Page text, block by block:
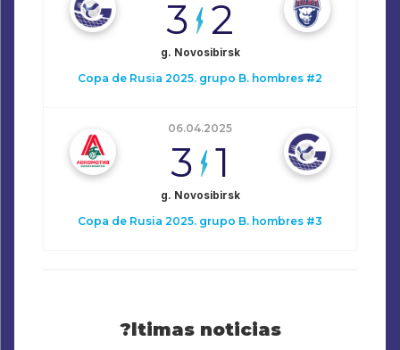
3 2
g. Novosibirsk
Copa de Rusia 2025. grupo B. hombres #2
06.04.2025
3 1
g. Novosibirsk
Copa de Rusia 2025. grupo B. hombres #3
?ltimas noticias